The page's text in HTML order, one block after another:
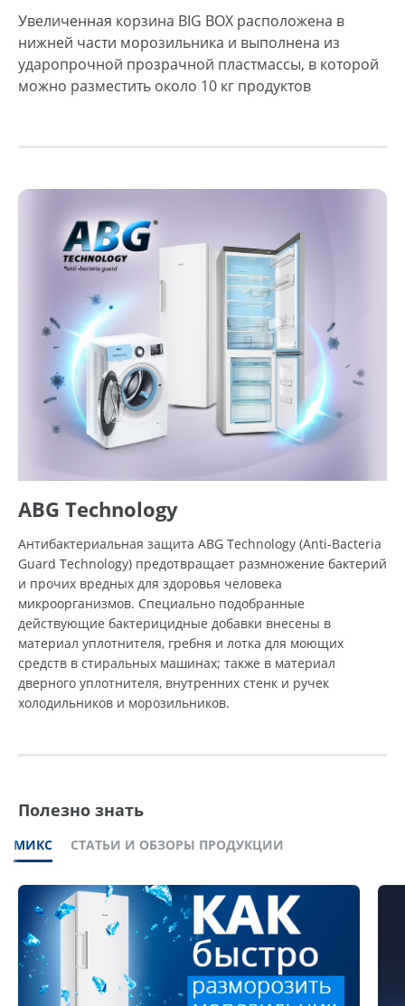
Увеличенная корзина BIG BOX расположена в
нижней части морозильника и выполнена из
ударопрочной прозрачной пластмассы, в которой
можно разместить около 10 кг продуктов
ABG Technology
Антибактериальная защита ABG Technology (Anti-Bacteria
Guard Technology) предотвращает размножение бактерий
и прочих вредных для здоровья человека
микроорганизмов. Специально подобранные
действующие бактерицидные добавки внесены в
материал уплотнителя, гребня и лотка для моющих
средств в стиральных машинах; также в материал
дверного уплотнителя, внутренних стенк и ручек
холодильников и морозильников.
Полезно знать
МИКС СТАТЬИ И ОБЗОРЫ ПРОДУКЦИИ